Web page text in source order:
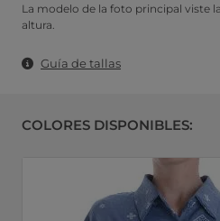
La modelo de la foto principal viste
altura.
Guía de tallas
COLORES DISPONIBLES: